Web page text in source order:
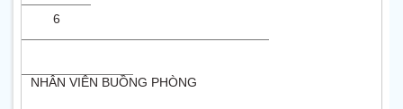
6
NHÂN VIÊN BUỒNG PHÒNG